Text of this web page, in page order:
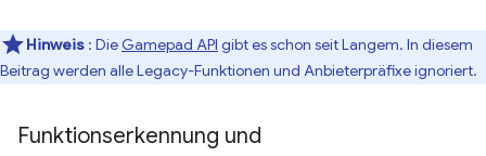
Hinweis : Die Gamepad API gibt es schon seit Langem. In diesem
Beitrag werden alle Legacy-Funktionen und Anbieterpräfixe ignoriert.
Funktionserkennung und